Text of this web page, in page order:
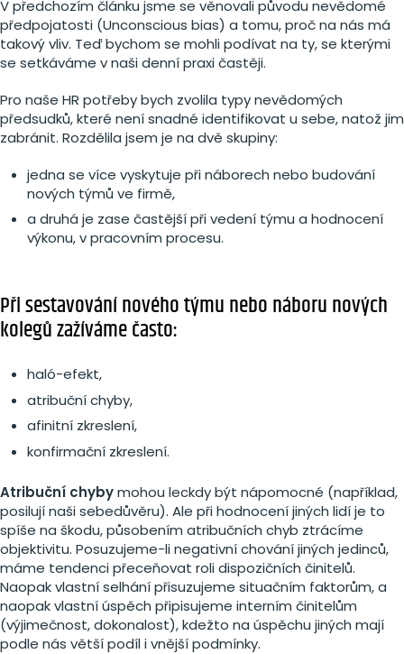
V předchozím článku jsme se věnovali původu nevědomé
předpojatosti (Unconscious bias) a tomu, proč na nás má
takový vliv. Teď bychom se mohli podívat na ty, se kterými
se setkáváme v naši denní praxi častěji.
Pro naše HR potřeby bych zvolila typy nevědomých
předsudků, které není snadné identifikovat u sebe, natož jim
zabránit. Rozdělila jsem je na dvě skupiny:
jedna se více vyskytuje při náborech nebo budování
nových týmů ve firmě,
a druhá je zase častější při vedení týmu a hodnocení
výkonu, v pracovním procesu.
Při sestavování nového týmu nebo náboru nových
kolegů zažíváme často:
haló-efekt,
atribuční chyby,
afinitní zkreslení,
konfirmační zkreslení.
Atribuční chybymohou leckdy být nápomocné (například,
posilují naši sebedůvěru). Ale při hodnocení jiných lidí je to
spíše na škodu, působením atribučních chyb ztrácíme
objektivitu. Posuzujeme-li negativní chování jiných jedinců,
máme tendenci přeceňovat roli dispozičních činitelů.
Naopak vlastní selhání přisuzujeme situačním faktorům, a
naopak vlastní úspěch připisujeme interním činitelům
(výjimečnost, dokonalost), kdežto na úspěchu jiných mají
podle nás větší podíl i vnější podmínky.